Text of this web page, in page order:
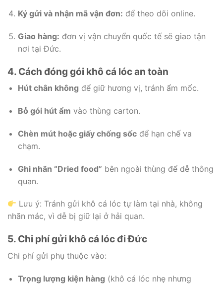
Ký gửi và nhận mã vận đơn: để theo dõi online.
Giao hàng: đơn vị vận chuyển quốc tế sẽ giao tận
nơi tại Đức.
4. Cách đóng gói khô cá lóc an toàn
Hút chân không để giữ hương vị, tránh ẩm mốc.
Bỏ gói hút ẩm vào thùng carton.
Chèn mút hoặc giấy chống sốcđể hạn chế va
chạm.
Ghi nhãn “Dried food” bên ngoài thùng để dễ thông
quan.
Lưu ý: Tránh gửi khô cá lóc tự làm tại nhà, không
nhãn mác, vì dễ bị giữ lại ở hải quan.
5. Chi phí gửi khô cá lóc đi Đức
Chi phí gửi phụ thuộc vào:
Trọng lượng kiện hàng (khô cá lóc nhẹ nhưng